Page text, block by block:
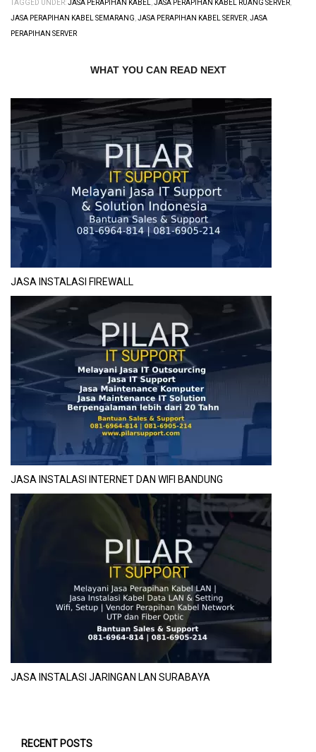
TAGGED UNDER:JASA PERAPIHAN KABEL JASA PERAPIHAN KABEL RUANG SERVER
JASA PERAPIHAN KABEL SEMARANG JASA PERAPIHAN KABEL SERVER JASA
PERAPIHAN SERVER
WHAT YOU CAN READ NEXT
JASA INSTALASI FIREWALL
JASA INSTALASI INTERNET DAN WIFI BANDUNG
JASA INSTALASI JARINGAN LAN SURABAYA
RECENT POSTS